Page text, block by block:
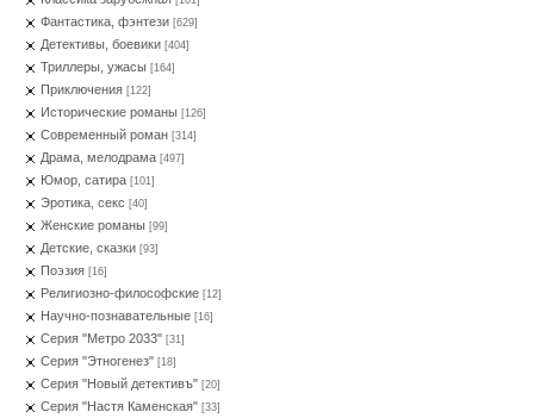
Фантастика, фэнтези [629]
Детективы, боевики [404]
Триллеры, ужасы [164]
Приключения [122]
Исторические романы [126]
Современный роман [314]
Драма, мелодрама [497]
Юмор, сатира [101]
Эротика, секс [40]
Женские романы [99]
Детские, сказки [93]
Поэзия [16]
Религиозно-философские [12]
Научно-познавательные [16]
Серия "Метро 2033" [31]
Серия "Этногенез" [18]
Серия "Новый детективъ" [20]
Серия "Настя Каменская" [33]